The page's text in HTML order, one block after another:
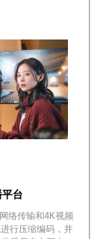
台
络传输和4K视频
行压缩编码，并